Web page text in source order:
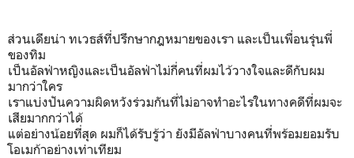
ส่วนเดียน่า ทเวธส์ที่ปรึกษากฎหมายของเรา และเป็นเพื่อนรุ่นพี่
ของทิม
เป็นอัลฟ่าหญิงและเป็นอัลฟ่าไม่กี่คนที่ผมไว้วางใจและดีกับผม
มากว่าใคร
เราแบ่งปันความผิดหวังร่วมกันที่ไม่อาจทำอะไรในทางคดีที่ผมจะ
เสียมากกว่าได้
แต่อย่างน้อยที่สุด ผมก็ได้รับรู้ว่า ยังมีอัลฟ่าบางคนที่พร้อมยอมรับ
โอเมก้าอย่างเท่าเทียม